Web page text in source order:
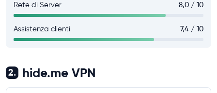
Rete di Server 8,0 / 10
Assistenza clienti 7,4 / 10
2. hide.me VPN